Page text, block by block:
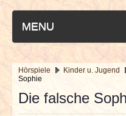
MENU
NEUESTE ARTIKEL
Hörspiele Kinder u. Jugend
Sophie
Die falsche